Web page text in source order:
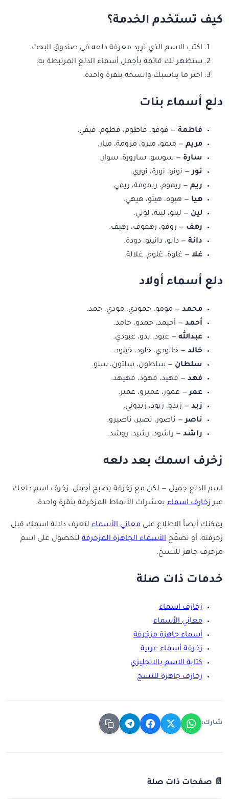
كيف تستخدم الخدمة؟
اكتب الاسم الذي تريد معرفة دلعه في صندوق البحث.
ستظهر لك قائمة بأجمل أسماء الدلع المرتبطة به.
اختر ما يناسبك وانسخه بنقرة واحدة.
دلع أسماء بنات
فاطمة — فوفو، فاطوم، فطوم، فيفي.
مريم — ميمو، ميرو، مرومة، ميار.
سارة — سوسو، سارورة، سوار.
نور— نونو، نورة، نوري.
ريم — ريموم، ريمومة، ريمي.
هيا — هيوه، هيتو، هيهي.
لين — لينو، لينة، لوني.
رهف — روفو، رهفوف، رهيف.
دانة — دانو، دانيتو، دودة.
غلا — غلوة، غلوم، غلالة.
دلع أسماء أولاد
محمد — مومو، حمودي، مودي، حمد.
أحمد — أحيمد، حمدو، حامد.
عبدالله — عبود، بدو، عبودي.
خالد — خالودي، خلود، خيلود.
سلطان — سلطون، سلتون، سلو.
فهد — فهيد، فهود، فهيهد.
عمر— عمور، عميرو، عمير.
زيد — زيدو، زيود، زيدوني.
ناصر— ناصور، نصير، ناصيرو.
راشد — راشود، رشيد، روشد.
زخرف اسمك بعد دلعه
اسم الدلع جميل — لكن مع زخرفة يصبح أجمل. زخرف اسم دلعك
عبرزخارف اسماء بعشرات الأنماط المزخرفة بنقرة واحدة.
يمكنك أيضاً الاطلاع على معاني الأسماء لتعرف دلالة اسمك قبل
زخرفته، أو تصفّح الأسماء الجاهزة المزخرفة للحصول على اسم
مزخرف جاهز للنسخ.
خدمات ذات صلة
زخارف اسماء
معاني الأسماء
أسماء جاهزة مزخرفة
زخرفة أسماء عربية
كتابة الاسم بالانجليزي
زخارف جاهزة للنسخ
شارك:
📄 صفحات ذات صلة